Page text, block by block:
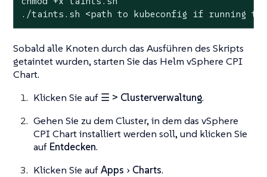
./taints.sh <path to kubeconfig if running the
Sobald alle Knoten durch das Ausführen des Skripts
getaintet wurden, starten Sie das Helm vSphere CPI
Chart.
Klicken Sie auf ☰ > Clusterverwaltung.
Gehen Sie zu dem Cluster, in dem das vSphere
CPI Chart installiert werden soll, und klicken Sie
auf Entdecken.
Klicken Sie aufApps Charts.